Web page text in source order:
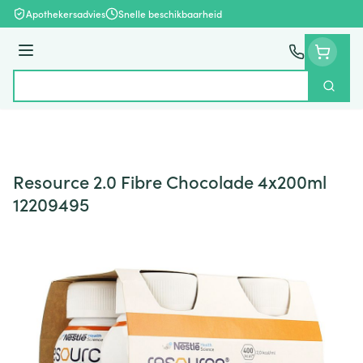
Ga naar de inhoud
Apothekersadvies Snelle beschikbaarheid
Menu
Zoek
Resource 2.0 Fibre Chocolade 4x200ml
12209495